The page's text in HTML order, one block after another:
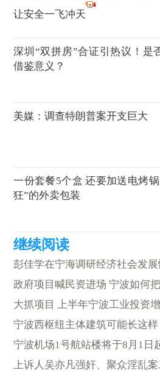
让安全一飞冲天
深圳“双拼房”合证引热议！是
借鉴意义？
美媒：调查特朗普案开支巨大
一份套餐5个盒 还要加送电烤
狂”的外卖包装
彭佳学在宁海调研经济社会发
政府项目喊民资进场 宁波如何
大抓项目 上半年宁波工业投资
宁波西枢纽主体建筑可能长这样
宁波机场1号航站楼将于8月1日
上诉人吴亦凡强奸、聚众淫乱